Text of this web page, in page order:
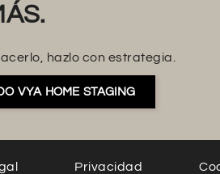
hazlo con estrategia.
VYA HOME STAGING
Privacidad